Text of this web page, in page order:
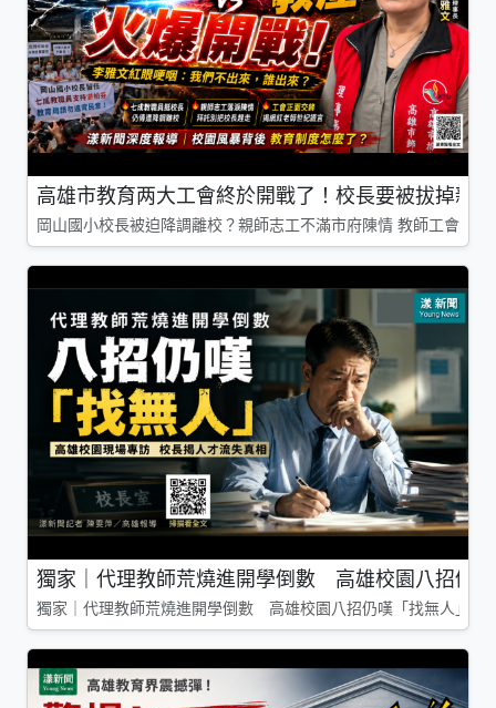
高雄市教育两大工會終於開戰了！校長要被拔掉親
岡山國小校長被迫降調離校？親師志工不滿市府陳情 教師工會槓
獨家｜代理教師荒燒進開學倒數 高雄校園八招仍
獨家｜代理教師荒燒進開學倒數 高雄校園八招仍嘆「找無人」